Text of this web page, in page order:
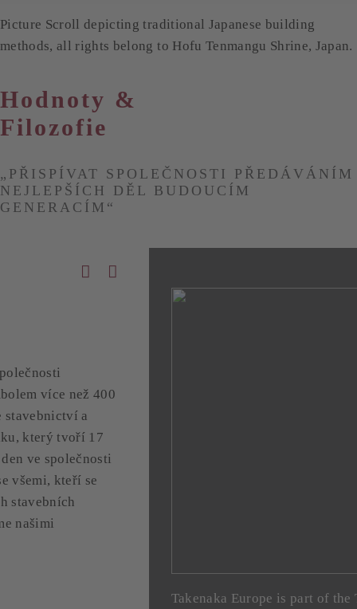
Picture Scroll depicting traditional Japanese building
methods, all rights belong to Hofu Tenmangu Shrine, Japan.
Hodnoty &
Filozofie
„PŘISPÍVAT SPOLEČNOSTI PŘEDÁVÁNÍM
NEJLEPŠÍCH DĚL BUDOUCÍM
GENERACÍM“
více než 400
stavebnictví a
který tvoří 17
ve společnosti
všemi, kteří se
stavebních
našimi
Takenaka Europe is part of the